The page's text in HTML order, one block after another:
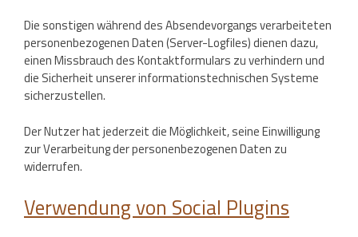
Die sonstigen während des Absendevorgangs verarbeiteten
personenbezogenen Daten (Server-Logfiles) dienen dazu,
einen Missbrauch des Kontaktformulars zu verhindern und
die Sicherheit unserer informationstechnischen Systeme
sicherzustellen.
Der Nutzer hat jederzeit die Möglichkeit, seine Einwilligung
zur Verarbeitung der personenbezogenen Daten zu
widerrufen.
Verwendung von Social Plugins